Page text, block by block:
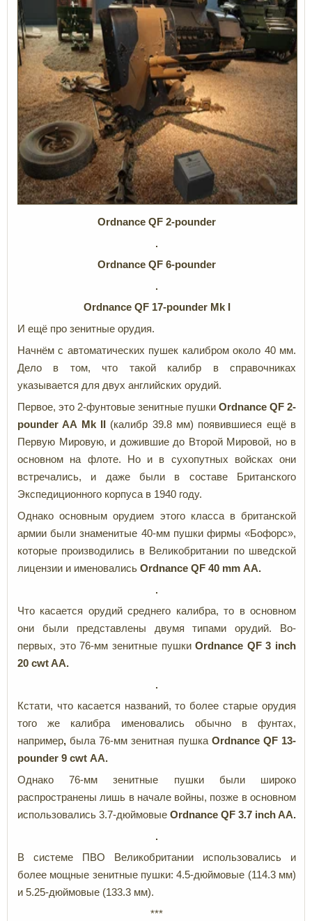
Ordnance QF 2-pounder
Ordnance QF 6-pounder
Ordnance QF 17-pounder Mk I
И ещё про зенитные орудия.
Начнём с автоматических пушек калибром около 40 мм.
Дело в том, что такой калибр в справочниках
указывается для двух английских орудий.
Первое, это 2-фунтовые зенитные пушки Ordnance QF 2-
pounderAA Mk II (калибр 39.8 мм) появившиеся ещё в
Первую Мировую, и дожившие до Второй Мировой, но в
основном на флоте. Но и в сухопутных войсках они
встречались, и даже были в составе Британского
Экспедиционного корпуса в 1940 году.
Однако основным орудием этого класса в британской
армии были знаменитые 40-мм пушки фирмы «Бофорс»,
которые производились в Великобритании по шведской
лицензии и именовались Ordnance QF 40 mm AA.
Что касается орудий среднего калибра, то в основном
они были представлены двумя типами орудий. Во-
первых, это 76-мм зенитные пушкиOrdnance QF 3 inch
20 cwt AA.
Кстати, что касается названий, то более старые орудия
того же калибра именовались обычно в фунтах,
например,была 76-мм зенитная пушка Ordnance QF 13-
pounder 9 cwt AA.
Однако 76-мм зенитные пушки были широко
распространены лишь в начале войны, позже в основном
использовались 3.7-дюймовые Ordnance QF 3.7 inch AA.
В системе ПВО Великобритании использовались и
более мощные зенитные пушки: 4.5-дюймовые (114.3 мм)
и 5.25-дюймовые (133.3 мм).
***